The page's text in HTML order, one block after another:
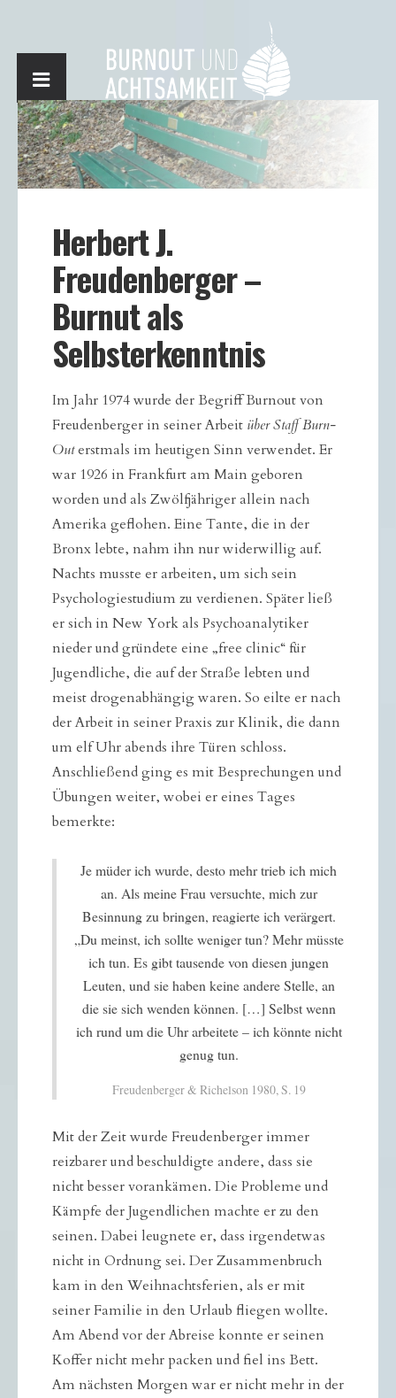
Herbert J.
Freudenberger –
Burnut als
Selbsterkenntnis
Im Jahr 1974 wurde der Begriff Burnout von
Freudenberger in seiner Arbeit über Staff Burn-
Outerstmals im heutigen Sinn verwendet. Er
war 1926 in Frankfurt am Main geboren
worden und als Zwölfjähriger allein nach
Amerika geflohen. Eine Tante, die in der
Bronx lebte, nahm ihn nur widerwillig auf.
Nachts musste er arbeiten, um sich sein
Psychologiestudium zu verdienen. Später ließ
er sich in New York als Psychoanalytiker
nieder und gründete eine „free clinic“ für
Jugendliche, die auf der Straße lebten und
meist drogenabhängig waren. So eilte er nach
der Arbeit in seiner Praxis zur Klinik, die dann
um elf Uhr abends ihre Türen schloss.
Anschließend ging es mit Besprechungen und
Übungen weiter, wobei er eines Tages
bemerkte:
Je müder ich wurde, desto mehr trieb ich mich
an. Als meine Frau versuchte, mich zur
Besinnung zu bringen, reagierte ich verärgert.
„Du meinst, ich sollte weniger tun? Mehr müsste
ich tun. Es gibt tausende von diesen jungen
Leuten, und sie haben keine andere Stelle, an
die sie sich wenden können. […] Selbst wenn
ich rund um die Uhr arbeitete – ich könnte nicht
genug tun.
Freudenberger & Richelson 1980, S. 19
Mit der Zeit wurde Freudenberger immer
reizbarer und beschuldigte andere, dass sie
nicht besser vorankämen. Die Probleme und
Kämpfe der Jugendlichen machte er zu den
seinen. Dabei leugnete er, dass irgendetwas
nicht in Ordnung sei. Der Zusammenbruch
kam in den Weihnachtsferien, als er mit
seiner Familie in den Urlaub fliegen wollte.
Am Abend vor der Abreise konnte er seinen
Koffer nicht mehr packen und fiel ins Bett.
Am nächsten Morgen war er nicht mehr in der